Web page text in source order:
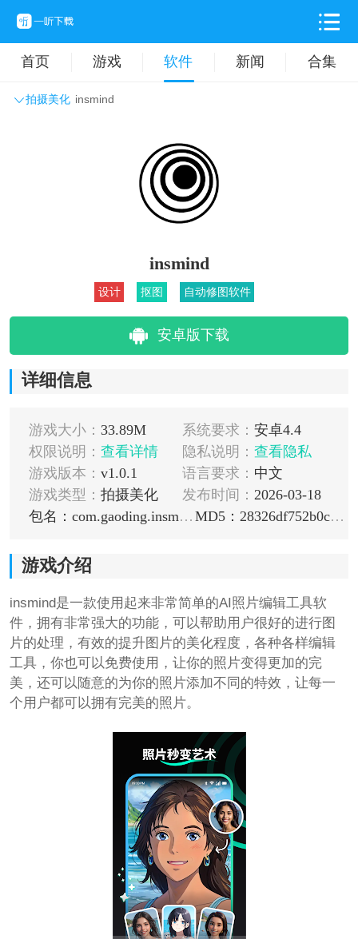
首页 游戏 软件 新闻 合集
拍摄美化 insmind
拍摄美化 时尚购物
insmind
设计 抠图 自动修图软件
安卓版下载
详细信息
游戏大小： 33.89M 系统要求： 安卓4.4
权限说明： 查看详情 隐私说明： 查看隐私
游戏版本： v1.0.1 语言要求： 中文
游戏类型： 拍摄美化 发布时间： 2026-03-18
包名：com.gaoding.insmind
MD5：28326df752b0c79ad4b52f917edef854
游戏介绍
insmind是一款使用起来非常简单的AI照片编辑工具软
件，拥有非常强大的功能，可以帮助用户很好的进行图
片的处理，有效的提升图片的美化程度，各种各样编辑
工具，你也可以免费使用，让你的照片变得更加的完
美，还可以随意的为你的照片添加不同的特效，让每一
个用户都可以拥有完美的照片。